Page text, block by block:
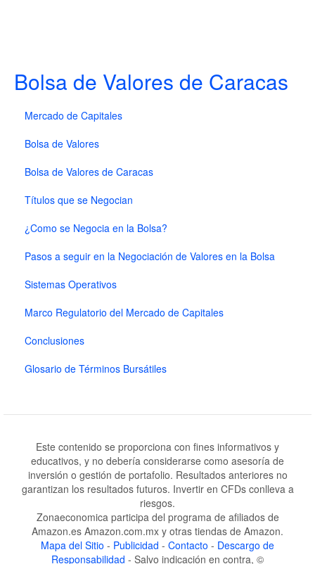
Bolsa de Valores de Caracas
Mercado de Capitales
Bolsa de Valores
Bolsa de Valores de Caracas
Títulos que se Negocian
¿Como se Negocia en la Bolsa?
Pasos a seguir en la Negociación de Valores en la Bolsa
Sistemas Operativos
Marco Regulatorio del Mercado de Capitales
Conclusiones
Glosario de Términos Bursátiles
Este contenido se proporciona con fines informativos y
educativos, y no debería considerarse como asesoría de
inversión o gestión de portafolio. Resultados anteriores no
garantizan los resultados futuros. Invertir en CFDs conlleva a
riesgos.
Zonaeconomica participa del programa de afiliados de
Amazon.es Amazon.com.mx y otras tiendas de Amazon.
Mapa del Sitio - Publicidad - Contacto - Descargo de
Responsabilidad - Salvo indicación en contra, ©